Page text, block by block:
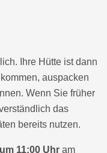
Ihre Hütte ist dann
auspacken
Wenn Sie früher
das
bereits nutzen.
11:00 Uhr am